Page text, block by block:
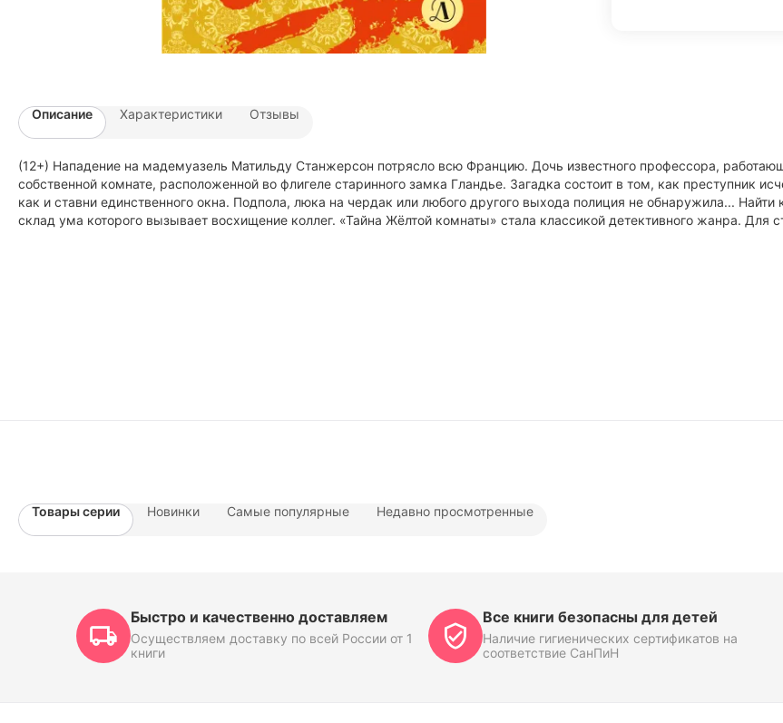
Описание Характеристики Отзывы
(12+) Нападение на мадемуазель Матильду Станжерсон потрясло всю Францию. Дочь известного профессора,
собственной комнате, расположенной во флигеле старинного замка Гландье. Загадка состоит в том, как преступник
как и ставни единственного окна. Подпола, люка на чердак или любого другого выхода полиция не обнаружила...
склад ума которого вызывает восхищение коллег. «Тайна Жёлтой комнаты» стала классикой детективного жанра. Для
Товары серии Новинки Самые популярные Недавно просмотренные
Быстро и качественно доставляем
Осуществляем доставку по всей России от 1
книги
Все книги безопасны для детей
Наличие гигиенических сертификатов на
соответствие СанПиН